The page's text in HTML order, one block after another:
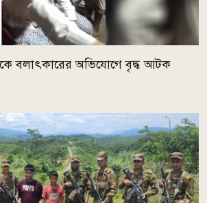
বলাৎকারের অভিযোগে বৃদ্ধ আটক